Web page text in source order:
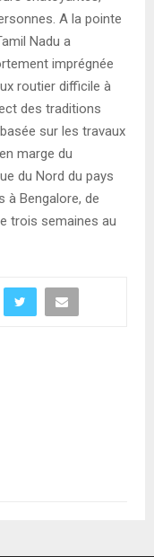
A la pointe
Nadu a
imprégnée
routier difficile à
des traditions
sur les travaux
marge du
du Nord du pays
à Bengalore, de
trois semaines au